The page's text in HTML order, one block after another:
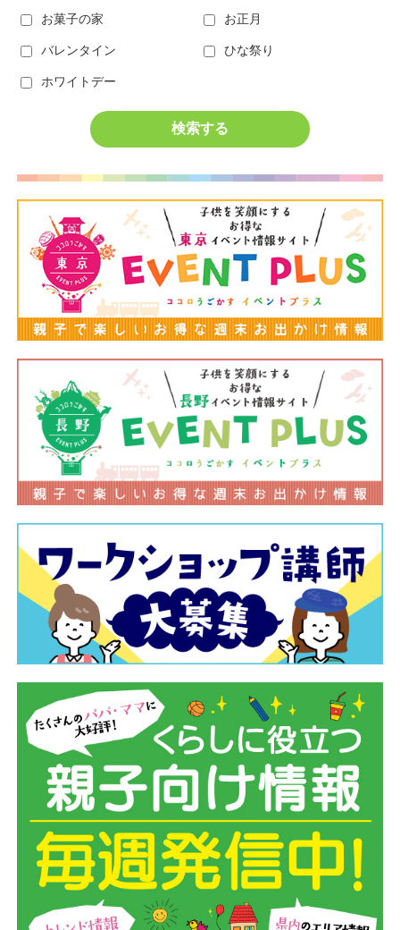
お菓子の家 お正月
バレンタイン ひな祭り
ホワイトデー